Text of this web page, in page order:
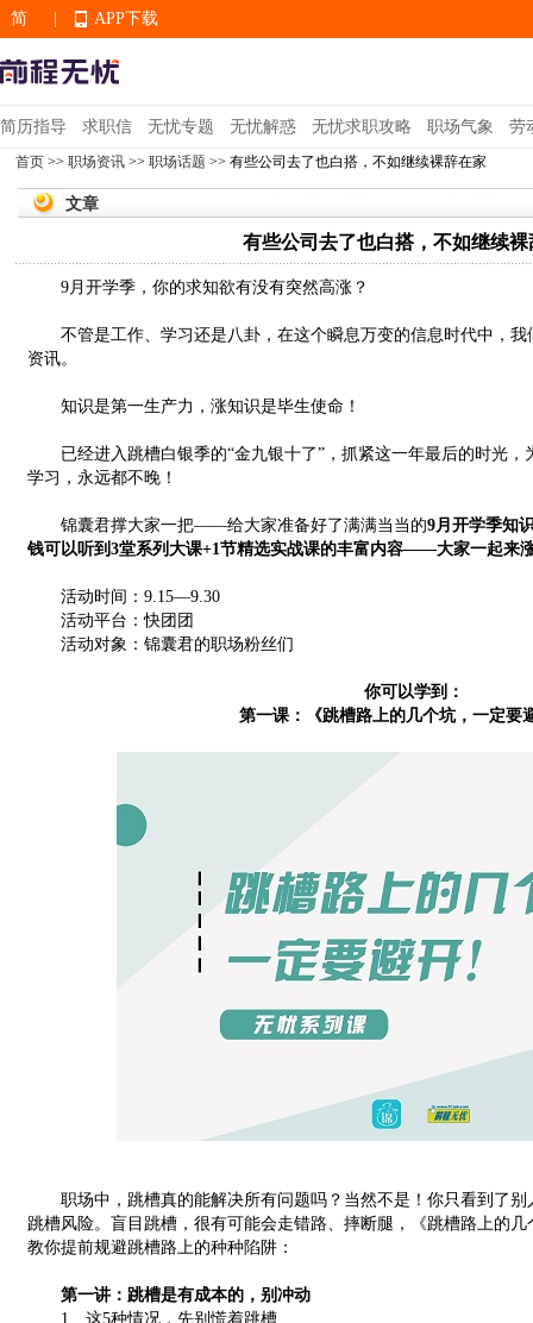
简
EN
APP下载
APP下载
简历指导 求职信 无忧专题 无忧解惑 无忧求职攻略 职场气象 劳
首页 >> 职场资讯 >> 职场话题 >> 有些公司去了也白搭，不如继续裸辞在家
文章
有些公司去了也白搭，不如继续裸
9月开学季，你的求知欲有没有突然高涨？
不管是工作、学习还是八卦，在这个瞬息万变的信息时代中，我
资讯。
知识是第一生产力，涨知识是毕生使命！
已经进入跳槽白银季的“金九银十了”，抓紧这一年最后的时光，
学习，永远都不晚！
锦囊君撑大家一把——给大家准备好了满满当当的9月开学季知
钱可以听到3堂系列大课+1节精选实战课的丰富内容——大家一起来
活动时间：9.15—9.30
活动平台：快团团
活动对象：锦囊君的职场粉丝们
你可以学到：
第一课：《跳槽路上的几个坑，一定要
职场中，跳槽真的能解决所有问题吗？当然不是！你只看到了别
跳槽风险。盲目跳槽，很有可能会走错路、摔断腿，《跳槽路上的
教你提前规避跳槽路上的种种陷阱：
第一讲：跳槽是有成本的，别冲动
1、这5种情况，先别慌着跳槽